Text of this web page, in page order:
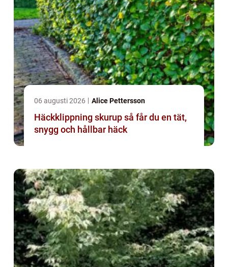
06 augusti 2026 Alice Pettersson
Häckklippning skurup så får du en tät,
snygg och hållbar häck